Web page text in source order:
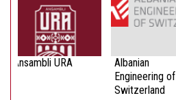
Ansambli URA
Albanian
Engineering of
Switzerland